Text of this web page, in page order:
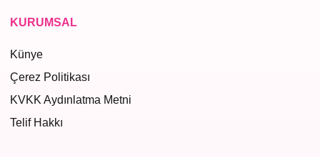
KURUMSAL
Künye
Çerez Politikası
KVKK Aydınlatma Metni
Telif Hakkı